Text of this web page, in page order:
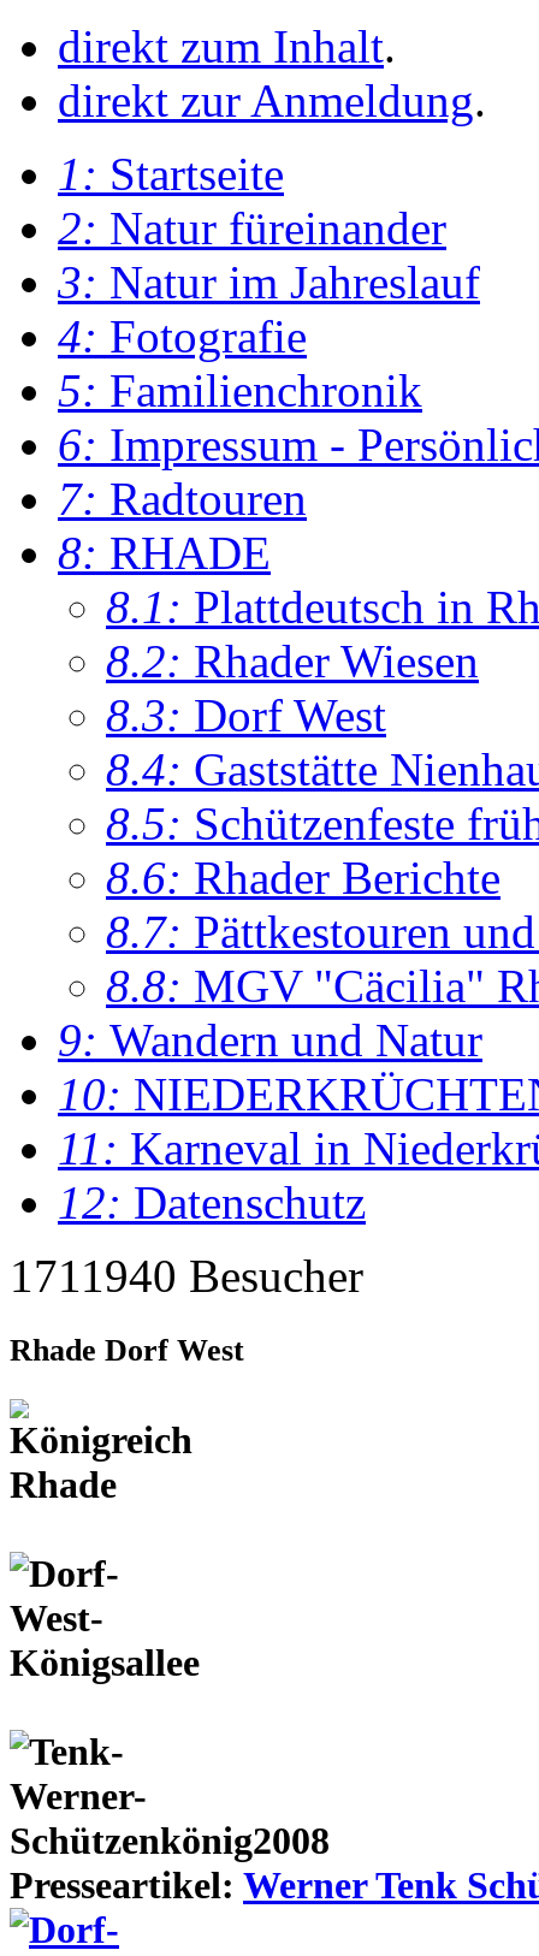
direkt zum Inhalt.
direkt zur Anmeldung.
1: Startseite
2: Natur füreinander
3: Natur im Jahreslauf
4: Fotografie
5: Familienchronik
6: Impressum -
7: Radtouren
8: RHADE
8.1: Plattdeutsch in
8.2: Rhader Wiesen
8.3: Dorf West
8.4: Gaststätte
8.5: Schützenfeste
8.6: Rhader Berichte
8.7: Pättkestouren
8.8: MGV "Cäcilia"
9: Wandern und Natur
10:
11: Karneval in
12: Datenschutz
1711940 Besucher
Rhade Dorf West
Presseartikel: Werner Tenk